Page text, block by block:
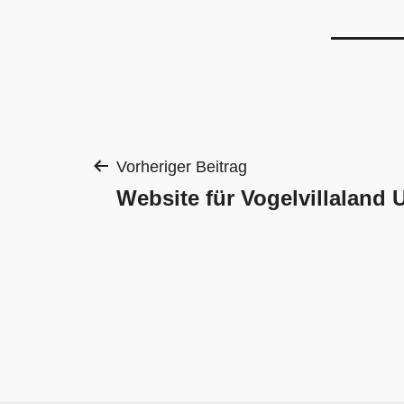
Vorheriger Beitrag
Website für Vogelvillaland